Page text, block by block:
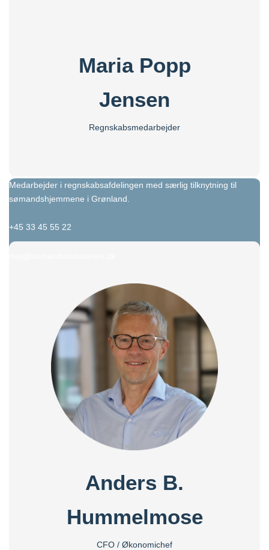
Maria Popp
Jensen
Regnskabsmedarbejder
Medarbejder i regnskabsafdelingen med særlig tilknytning til
sømandshjemmene i Grønland.
+45 33 45 55 22
Anders B.
Hummelmose
CFO / Økonomichef